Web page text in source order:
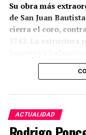
Su obra más
de San Juan
cierra el coro,
1742. La estructura
central por un gran
aparece una
guirnaldas a otros
trompetas sobre el
ACTUALIDAD